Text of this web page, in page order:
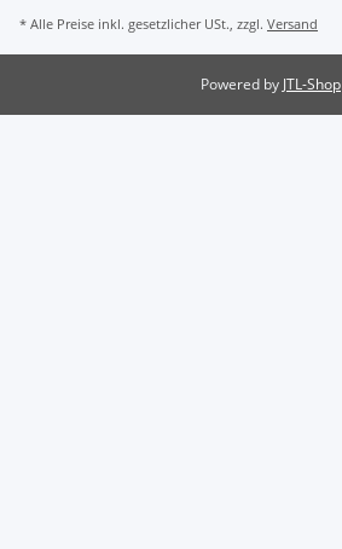
* Alle Preise inkl. gesetzlicher USt., zzgl. Versand
Powered by JTL-Shop